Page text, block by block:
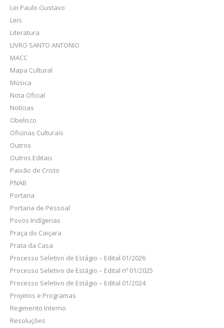
Lei Paulo Gustavo
Leis
Literatura
LIVRO SANTO ANTONIO
MACC
Mapa Cultural
Música
Nota Oficial
Notícias
Obelisco
Oficinas Culturais
Outros
Outros Editais
Paixão de Cristo
PNAB
Portaria
Portaria de Pessoal
Povos Indígenas
Praça do Caiçara
Prata da Casa
Processo Seletivo de Estágio – Edital 01/2026
Processo Seletivo de Estágio – Edital nº 01/2025
Processo Seletivo de Estágio – Edital 01/2024
Projetos e Programas
Regimento Interno
Resoluções